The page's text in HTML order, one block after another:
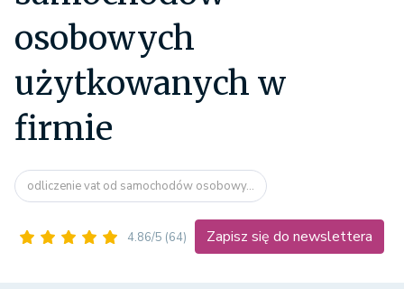
osobowych
użytkowanych w
firmie
odliczenie vat od samochodów osobowy...
4.86/5 (64) Zapisz się do newslettera